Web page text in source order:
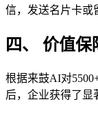
信，发送名片卡或
四、 价值
根据来鼓AI对
后，企业获得了显